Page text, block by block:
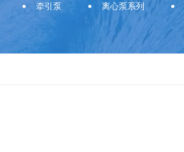
牵引泵 离心泵系列